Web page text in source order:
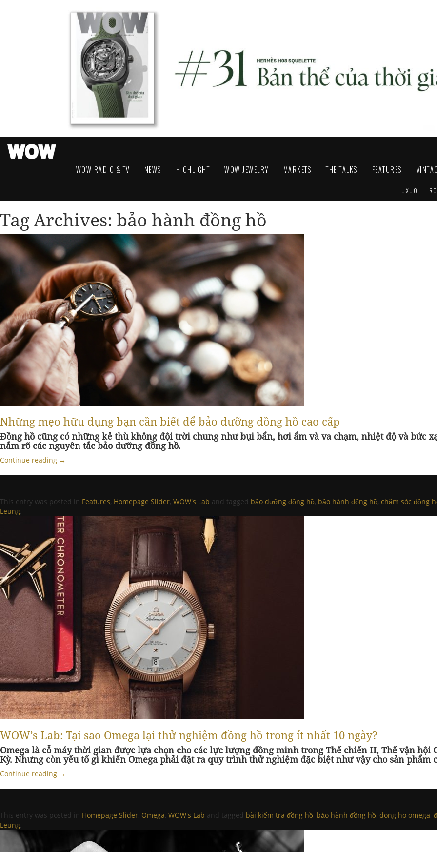
WOW RADIO & TV NEWS HIGHLIGHT WOW JEWELRY MARKETS THE TALKS FEATURES
LUXUO
Tag Archives: bảo hành đồng hồ
Những mẹo hữu dụng bạn cần biết để bảo dưỡng đồng hồ cao cấp
Đồng hồ cũng có những kẻ thù không đội trời chung như bụi bẩn, hơi ẩm và va chạm, nhiệt độ và bức
nắm rõ các nguyên tắc bảo dưỡng đồng hồ.
Continue reading →
This entry was posted in Features, Homepage Slider, WOW's Lab and tagged bảo dưỡng đồng hồ, bảo hành đồng hồ, chăm sóc đồng
Leung.
WOW’s Lab: Tại sao Omega lại thử nghiệm đồng hồ trong ít nhất 10 ngày?
Omega là cỗ máy thời gian được lựa chọn cho các lực lượng đồng minh trong Thế chiến II, Thế vận
Kỳ. Nhưng còn yếu tố gì khiến Omega phải đặt ra quy trình thử nghiệm đặc biệt như vậy cho sản phẩm
Continue reading →
This entry was posted in Homepage Slider, Omega, WOW's Lab and tagged bài kiểm tra đồng hồ, bảo hành đồng hồ, dong ho omega,
Leung.